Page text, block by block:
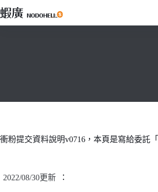
跳
至
衝粉提交資料說明v0716，本頁是寫給委託「
2022/08/30更新 ：